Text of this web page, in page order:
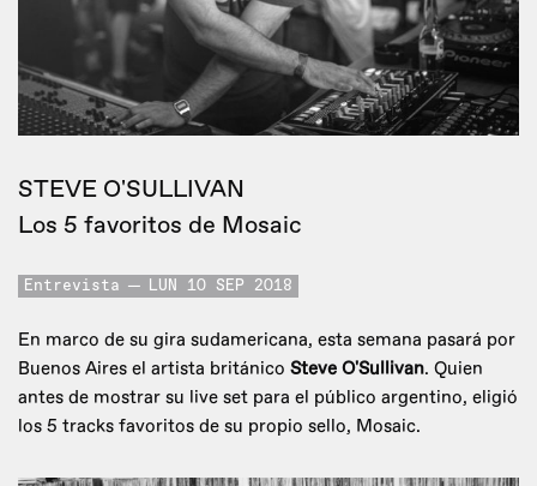
STEVE O'SULLIVAN
Los 5 favoritos de Mosaic
Entrevista LUN 10 SEP 2018
En marco de su gira sudamericana, esta semana pasará por
Buenos Aires el artista británico Steve O'Sullivan. Quien
antes de mostrar su live set para el público argentino, eligió
los 5 tracks favoritos de su propio sello, Mosaic.